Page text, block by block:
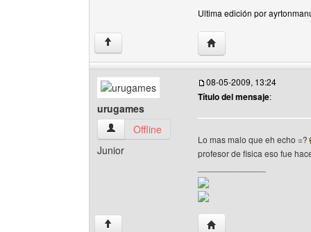
Ultima edición por
↑ Visitar sitio web del
urugames
urugames Ver perfil del usuario
Offline
Junior
08-05-2009, 13:24
Título del mensaje:
Lo mas malo que eh echo =?
profesor de fisica eso fue
↑ Visitar sitio web del